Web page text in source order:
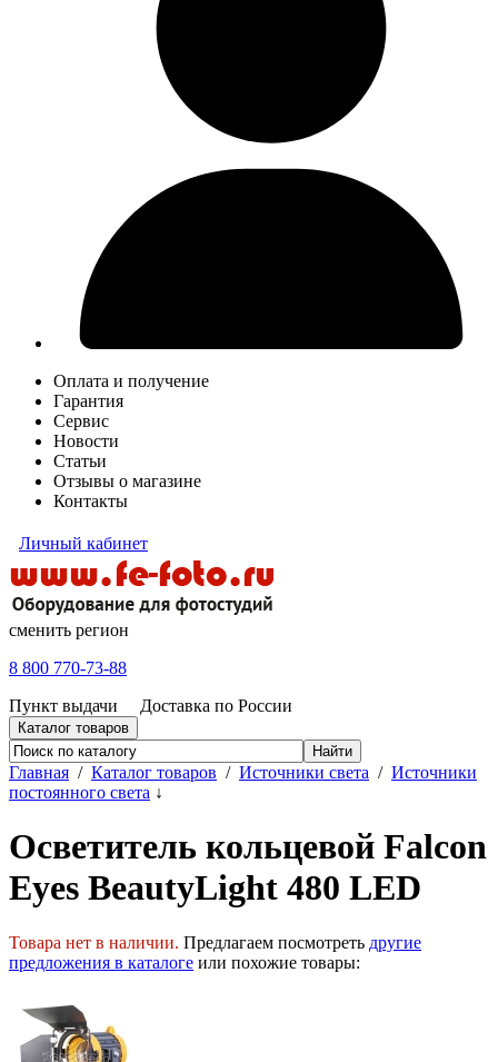
Оплата и получение
Гарантия
Сервис
Новости
Статьи
Отзывы о магазине
Контакты
Личный кабинет
сменить регион
8 800 770-73-88
Пункт выдачи
Доставка по России
Каталог товаров
Главная / Каталог товаров / Источники света / Источники
постоянного света ↓
Осветитель кольцевой Falcon
Eyes BeautyLight 480 LED
Товара нет в наличии. Предлагаем посмотреть другие
предложения в каталоге или похожие товары: